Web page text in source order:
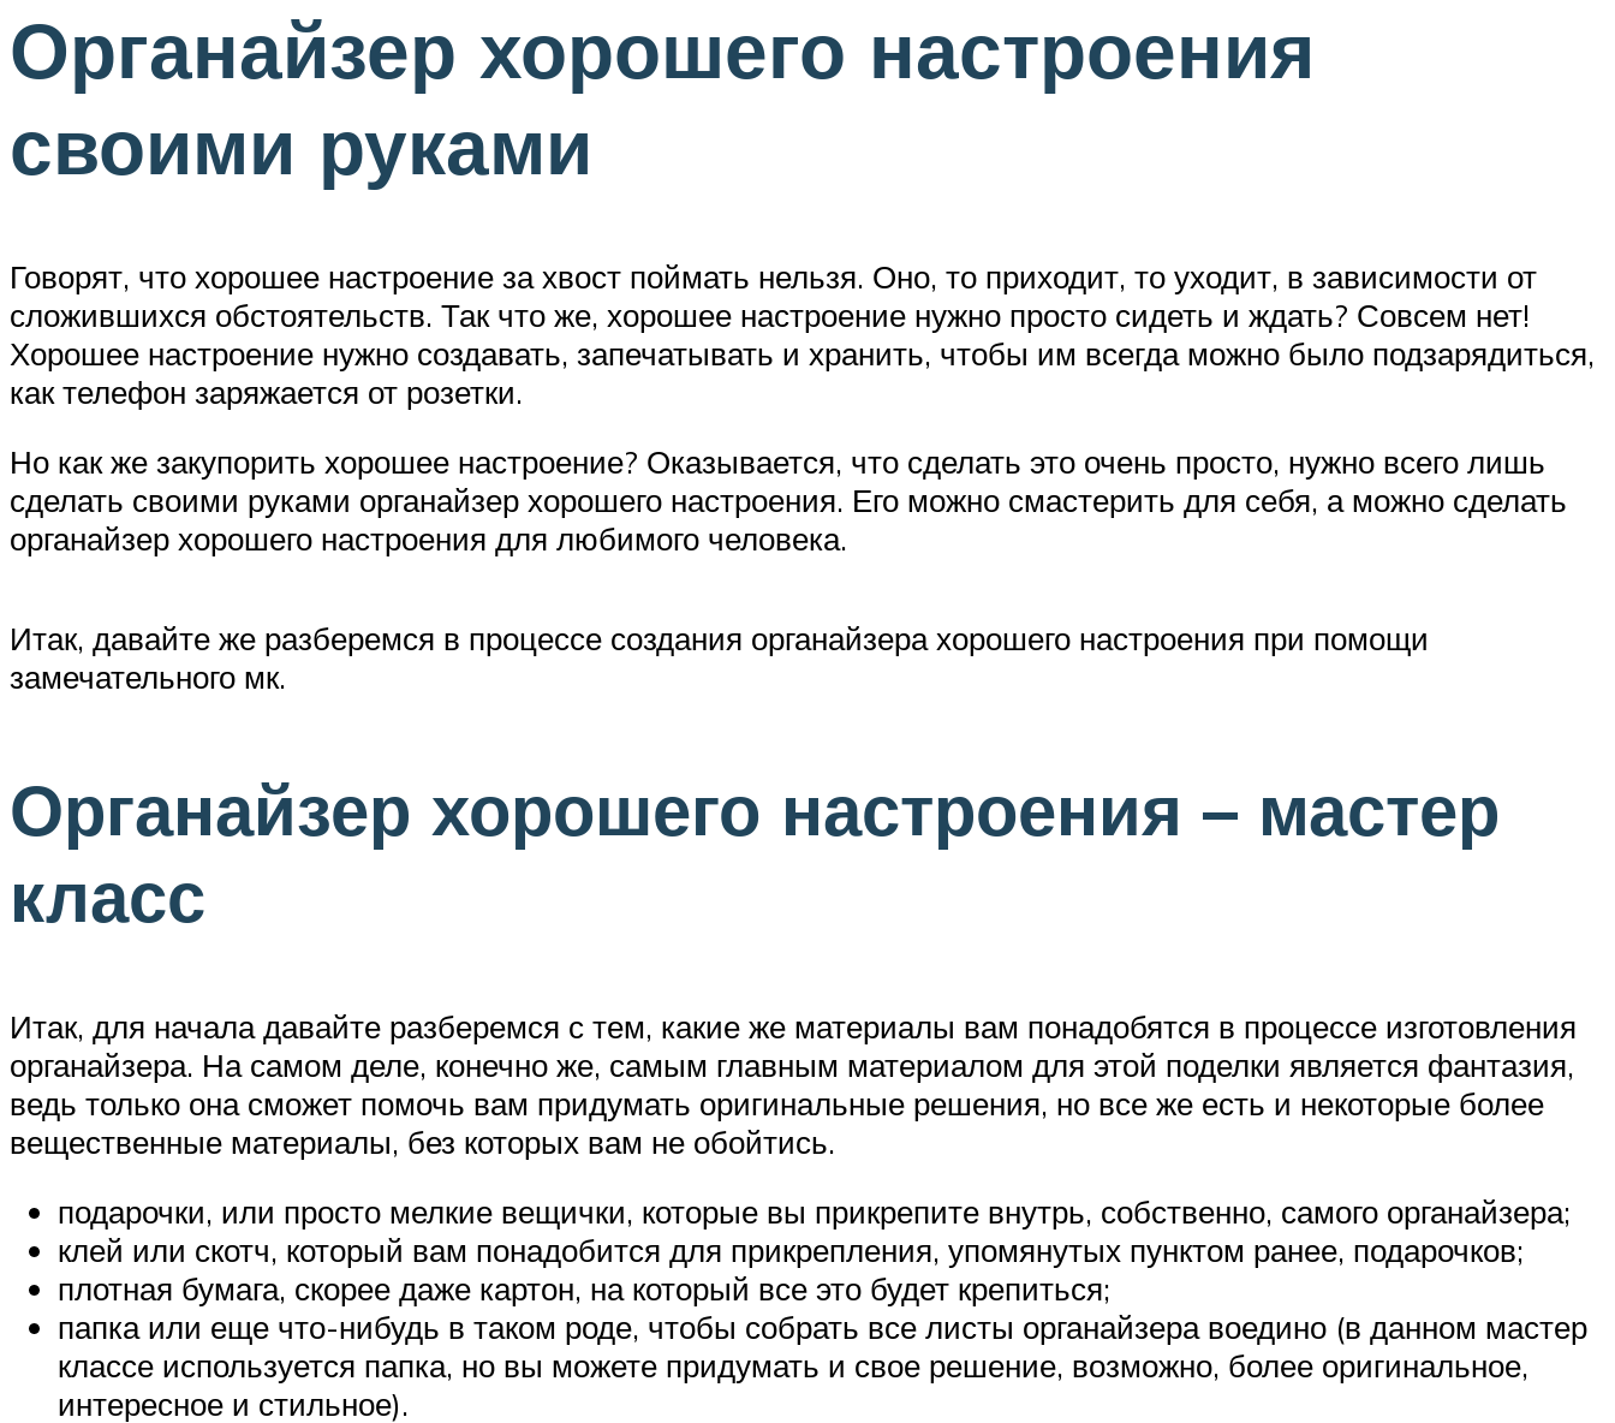
Органайзер хорошего настроения
своими руками
Говорят, что хорошее настроение за хвост поймать нельзя. Оно, то приходит, то уходит, в зависимости от
сложившихся обстоятельств. Так что же, хорошее настроение нужно просто сидеть и ждать? Совсем нет!
Хорошее настроение нужно создавать, запечатывать и хранить, чтобы им всегда можно было подзарядиться,
как телефон заряжается от розетки.
Но как же закупорить хорошее настроение? Оказывается, что сделать это очень просто, нужно всего лишь
сделать своими руками органайзер хорошего настроения. Его можно смастерить для себя, а можно сделать
органайзер хорошего настроения для любимого человека.
Итак, давайте же разберемся в процессе создания органайзера хорошего настроения при помощи
замечательного мк.
Органайзер хорошего настроения – мастер
класс
Итак, для начала давайте разберемся с тем, какие же материалы вам понадобятся в процессе изготовления
органайзера. На самом деле, конечно же, самым главным материалом для этой поделки является фантазия,
ведь только она сможет помочь вам придумать оригинальные решения, но все же есть и некоторые более
вещественные материалы, без которых вам не обойтись.
подарочки, или просто мелкие вещички, которые вы прикрепите внутрь, собственно, самого органайзера;
клей или скотч, который вам понадобится для прикрепления, упомянутых пунктом ранее, подарочков;
плотная бумага, скорее даже картон, на который все это будет крепиться;
папка или еще что-нибудь в таком роде, чтобы собрать все листы органайзера воедино (в данном мастер
классе используется папка, но вы можете придумать и свое решение, возможно, более оригинальное,
интересное и стильное).